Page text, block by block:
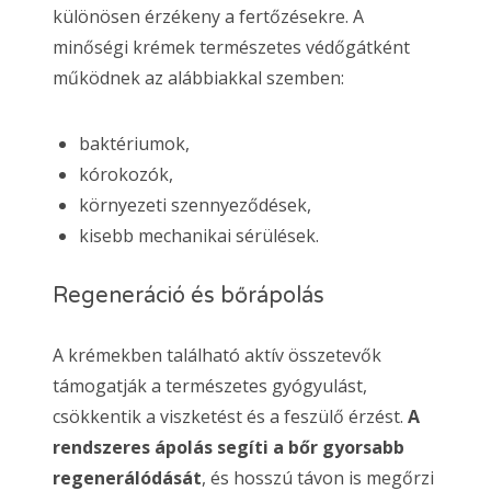
különösen érzékeny a fertőzésekre. A
minőségi krémek természetes védőgátként
működnek az alábbiakkal szemben:
baktériumok,
kórokozók,
környezeti szennyeződések,
kisebb mechanikai sérülések.
Regeneráció és bőrápolás
A krémekben található aktív összetevők
támogatják a természetes gyógyulást,
csökkentik a viszketést és a feszülő érzést. A
rendszeres ápolás segíti a bőr gyorsabb
regenerálódását, és hosszú távon is megőrzi